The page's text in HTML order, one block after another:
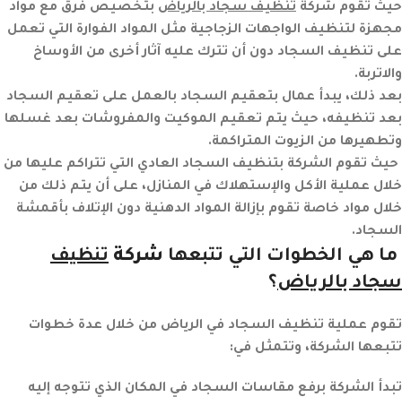
حيث تقوم شركة تنظيف سجاد بالرياض بتخصيص فرق مع مواد
مجهزة لتنظيف الواجهات الزجاجية مثل المواد الفوارة التي تعمل
على تنظيف السجاد دون أن تترك عليه آثار أخرى من الأوساخ
والاتربة.
بعد ذلك، يبدأ عمال بتعقيم السجاد بالعمل على تعقيم السجاد
بعد تنظيفه، حيث يتم تعقيم الموكيت والمفروشات بعد غسلها
وتطهيرها من الزيوت المتراكمة.
حيث تقوم الشركة بتنظيف السجاد العادي التي تتراكم عليها من
خلال عملية الأكل والإستهلاك في المنازل، على أن يتم ذلك من
خلال مواد خاصة تقوم بإزالة المواد الدهنية دون الإتلاف بأقمشة
السجاد.
ما هي الخطوات التي تتبعها شركة تنظيف
سجاد بالرياض؟
تقوم عملية تنظيف السجاد في الرياض من خلال عدة خطوات
تتبعها الشركة، وتتمثل في:
تبدأ الشركة برفع مقاسات السجاد في المكان الذي تتوجه إليه